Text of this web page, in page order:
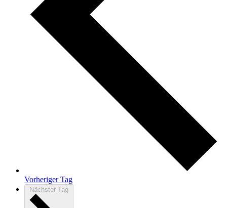
Vorheriger Tag
Nächster Tag